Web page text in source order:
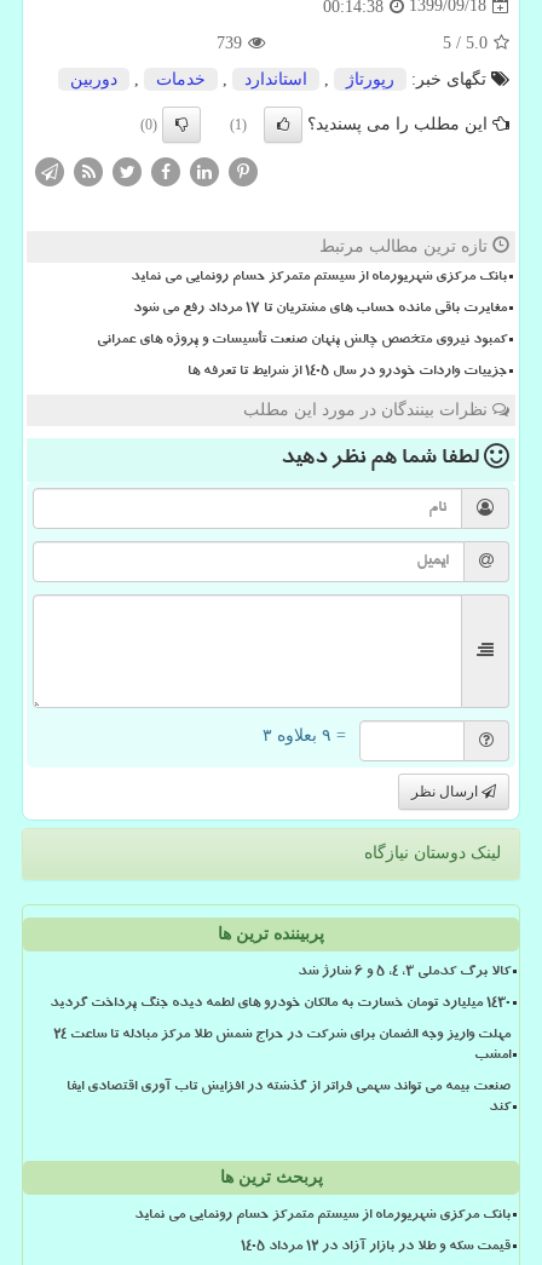
1399/09/18
00:14:38
5.0
/
5
739
تگهای خبر:
رپورتاژ استاندارد خدمات دوربین
این مطلب را می پسندید؟ (1)
(0)
تازه ترین مطالب مرتبط
بانک مرکزی شهریورماه از سیستم متمرکز حسام رونمایی می نماید
مغایرت باقی مانده حساب های مشتریان تا 17 مرداد رفع می شود
کمبود نیروی متخصص چالش پنهان صنعت تأسیسات و پروژه های عمرانی
جزییات واردات خودرو در سال ۱۴۰۵ از شرایط تا تعرفه ها
نظرات بینندگان در مورد این مطلب
لطفا شما همنظر دهید
= ۹ بعلاوه ۳
ارسال نظر
لینک دوستان نیازگاه
پربیننده ترین ها
کالا برگ کدملی 3، 4، 5 و 6 شارژ شد
۱۴۳۰ میلیارد تومان خسارت به مالکان خودرو های لطمه دیده جنگ پرداخت گردید
مهلت واریز وجه الضمان برای شرکت در حراج شمش طلا مرکز مبادله تا ساعت ۲۴
امشب
صنعت بیمه می تواند سهمی فراتر از گذشته در افزایش تاب آوری اقتصادی ایفا
کند
پربحث ترین ها
بانک مرکزی شهریورماه از سیستم متمرکز حسام رونمایی می نماید
قیمت سکه و طلا در بازار آزاد در ۱۲ مرداد ۱۴۰۵